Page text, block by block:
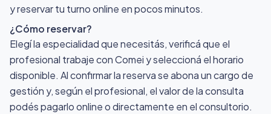
y reservar tu turno online en pocos minutos.
¿Cómo reservar?
Elegí la especialidad que necesitás, verificá que el
profesional trabaje con Comei y seleccioná el horario
disponible. Al confirmar la reserva se abona un cargo de
gestión y, según el profesional, el valor de la consulta
podés pagarlo online o directamente en el consultorio.